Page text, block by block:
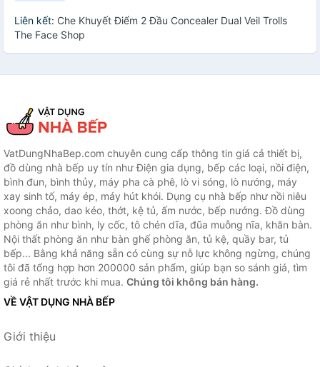
Liên kết: Che Khuyết Điểm 2 Đầu Concealer Dual Veil Trolls
The Face Shop
VatDungNhaBep.com chuyên cung cấp thông tin giá cả thiết bị,
đồ dùng nhà bếp uy tín như Điện gia dụng, bếp các loại, nồi điện,
bình đun, bình thủy, máy pha cà phê, lò vi sóng, lò nướng, máy
xay sinh tố, máy ép, máy hút khói. Dụng cụ nhà bếp như nồi niêu
xoong chảo, dao kéo, thớt, kệ tủ, ấm nước, bếp nướng. Đồ dùng
phòng ăn như bình, ly cốc, tô chén dĩa, đũa muỗng nĩa, khăn bàn.
Nội thất phòng ăn như bàn ghế phòng ăn, tủ kệ, quầy bar, tủ
bếp... Bằng khả năng sẵn có cùng sự nỗ lực không ngừng, chúng
tôi đã tổng hợp hơn 200000 sản phẩm, giúp bạn so sánh giá, tìm
giá rẻ nhất trước khi mua. Chúng tôi không bán hàng.
VỀ VẬT DỤNG NHÀ BẾP
Giới thiệu